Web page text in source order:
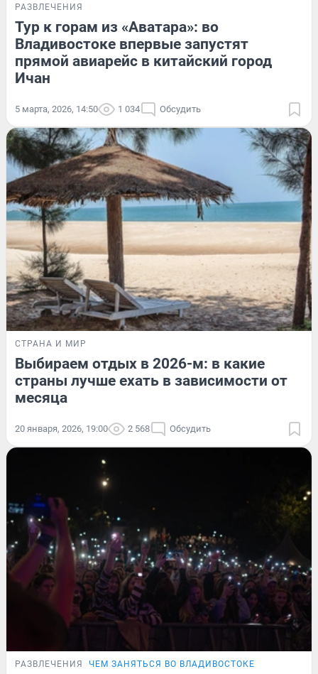
РАЗВЛЕЧЕНИЯ
Тур к горам из «Аватара»: во
Владивостоке впервые запустят
прямой авиарейс в китайский город
Ичан
5 марта, 2026, 14:50 1 034 Обсудить
СТРАНА И МИР
Выбираем отдых в 2026-м: в какие
страны лучше ехать в зависимости от
месяца
20 января, 2026, 19:00 2 568 Обсудить
РАЗВЛЕЧЕНИЯ ЧЕМ ЗАНЯТЬСЯ ВО ВЛАДИВОСТОКЕ